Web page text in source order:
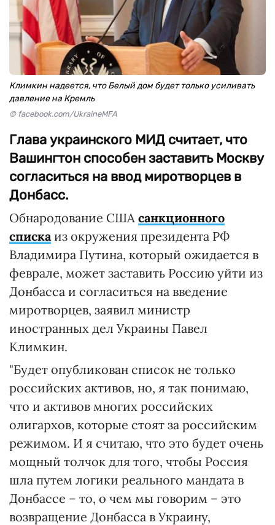
Климкин надеется, что Белый дом будет только усиливать
давление на Кремль
© facebook.com/UkraineMFA
Глава украинского МИД считает, что
Вашингтон способен заставить Москву
согласиться на ввод миротворцев в
Донбасс.
Обнародование США санкционного
спискаиз окружения президента РФ
Владимира Путина, который ожидается в
феврале, может заставить Россию уйти из
Донбасса и согласиться на введение
миротворцев, заявил министр
иностранных дел Украины Павел
Климкин.
"Будет опубликован список не только
российских активов, но, я так понимаю,
что и активов многих российских
олигархов, которые стоят за российским
режимом. И я считаю, что это будет очень
мощный толчок для того, чтобы Россия
шла путем логики реального мандата в
Донбассе – то, о чем мы говорим – это
возвращение Донбасса в Украину,